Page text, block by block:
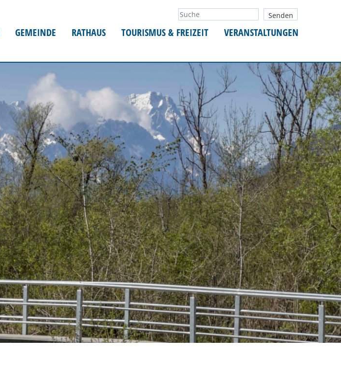
GEMEINDE RATHAUS TOURISMUS & FREIZEIT VERANSTALTUNGEN